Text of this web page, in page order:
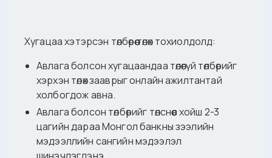
Хугацаа хэтэрсэн төлбөрөө төлөх тохиолдолд:
Авлага болсон хугацаандаа төлөөгүй төлбөрийг
хэрхэн төлөх зааврыг онлайн ажилтантай
холбогдож авна.
Авлага болсон төлбөрийг төлснөөс хойш 2-3
цагийн дараа Монгол банкны зээлийн
мэдээллийн сангийн мэдээлэл